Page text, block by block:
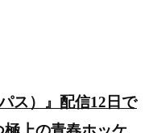
ス）』配信12日で